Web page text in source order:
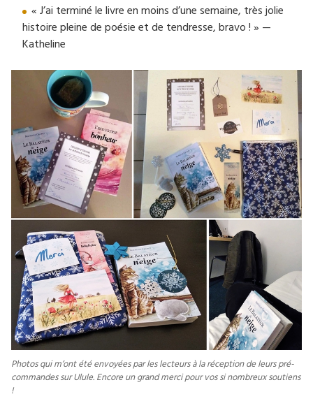
« J’ai terminé le livre en moins d’une semaine, très jolie
histoire pleine de poésie et de tendresse, bravo ! » —
Katheline
Photos qui m’ont été envoyées par les lecteurs à la réception de leurs pré-
commandes sur Ulule. Encore un grand merci pour vos si nombreux soutiens
!